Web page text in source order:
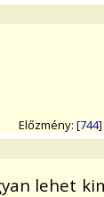
Előzmény:
lehet